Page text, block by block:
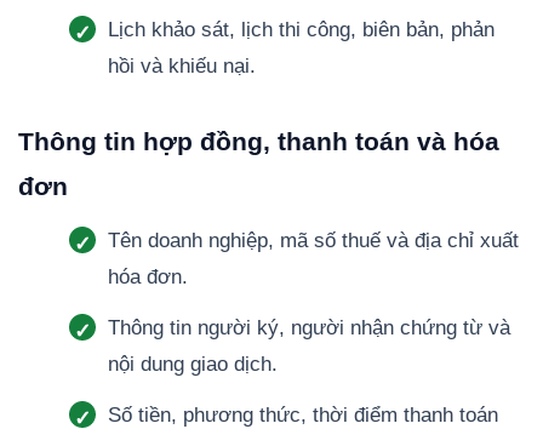
Lịch khảo sát, lịch thi công, biên bản, phản
hồi và khiếu nại.
Thông tin hợp đồng, thanh toán và hóa
đơn
Tên doanh nghiệp, mã số thuế và địa chỉ xuất
hóa đơn.
Thông tin người ký, người nhận chứng từ và
nội dung giao dịch.
Số tiền, phương thức, thời điểm thanh toán